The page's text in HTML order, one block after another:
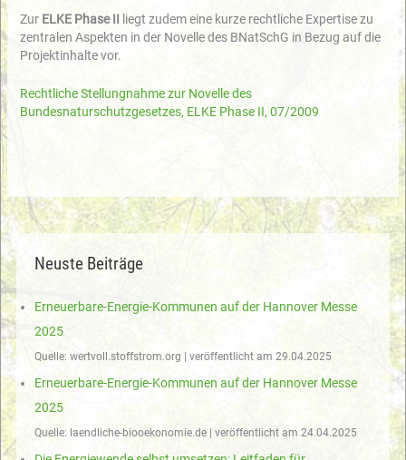
Zur ELKE Phase II liegt zudem eine kurze rechtliche Expertise zu
zentralen Aspekten in der Novelle des BNatSchG in Bezug auf die
Projektinhalte vor.
Rechtliche Stellungnahme zur Novelle des
Bundesnaturschutzgesetzes, ELKE Phase II, 07/2009
Neuste Beiträge
Erneuerbare-Energie-Kommunen auf der Hannover Messe
2025
Quelle: wertvoll.stoffstrom.org veröffentlicht am 29.04.2025
Erneuerbare-Energie-Kommunen auf der Hannover Messe
2025
Quelle: laendliche-biooekonomie.de veröffentlicht am 24.04.2025